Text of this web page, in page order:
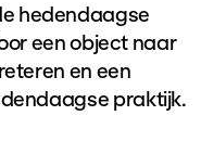
hedendaagse
een object naar
en een
praktijk.